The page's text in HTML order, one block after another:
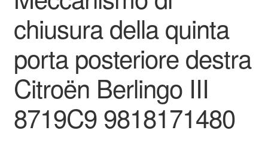
chiusura della quinta
porta posteriore destra
Citroën Berlingo III
8719C9 9818171480